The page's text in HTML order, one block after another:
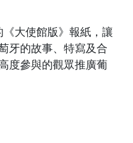
大使館版》報紙，讓
牙的故事、特寫及合
度參與的觀眾推廣葡